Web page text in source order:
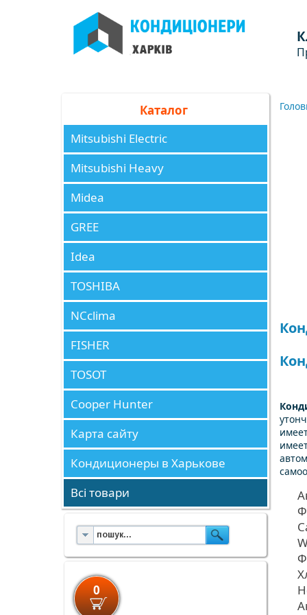
Каталог
Mitsubishi Electric
Mitsubishi Heavy
Midea
GREE
Idea
TOSHIBA
NCclima
FISHER
TOSOT
Cooper Hunter
Карта сайту
Кондиционеры в Харькове
Всі товари
0